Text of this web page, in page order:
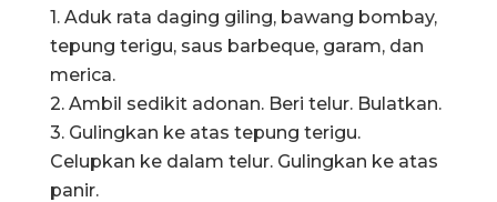
1. Aduk rata daging giling, bawang bombay,
tepung terigu, saus barbeque, garam, dan
merica.
2. Ambil sedikit adonan. Beri telur. Bulatkan.
3. Gulingkan ke atas tepung terigu.
Celupkan ke dalam telur. Gulingkan ke atas
panir.